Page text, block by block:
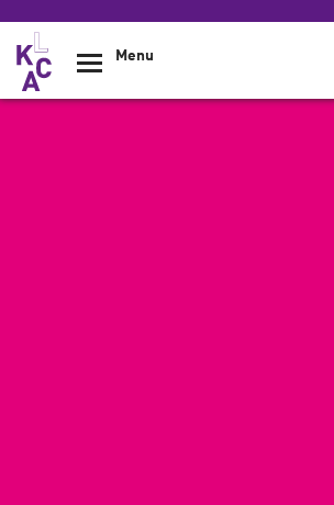
Overslaan en naar de inhoud gaan
Menu